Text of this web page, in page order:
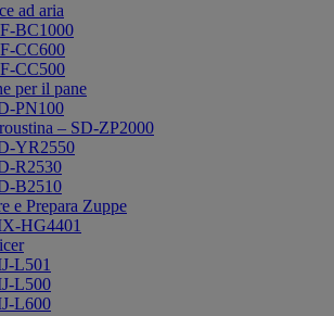
ad aria
BC1000
CC600
CC500
per il pane
PN100
– SD-ZP2000
YR2550
R2530
B2510
e Prepara Zuppe
HG4401
L501
L500
L600